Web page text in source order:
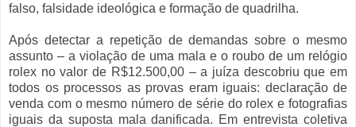
falso, falsidade ideológica e formação de quadrilha.
Após detectar a repetição de demandas sobre o mesmo
assunto – a violação de uma mala e o roubo de um relógio
rolex no valor de R$12.500,00 – a juíza descobriu que em
todos os processos as provas eram iguais: declaração de
venda com o mesmo número de série do rolex e fotografias
iguais da suposta mala danificada. Em entrevista coletiva